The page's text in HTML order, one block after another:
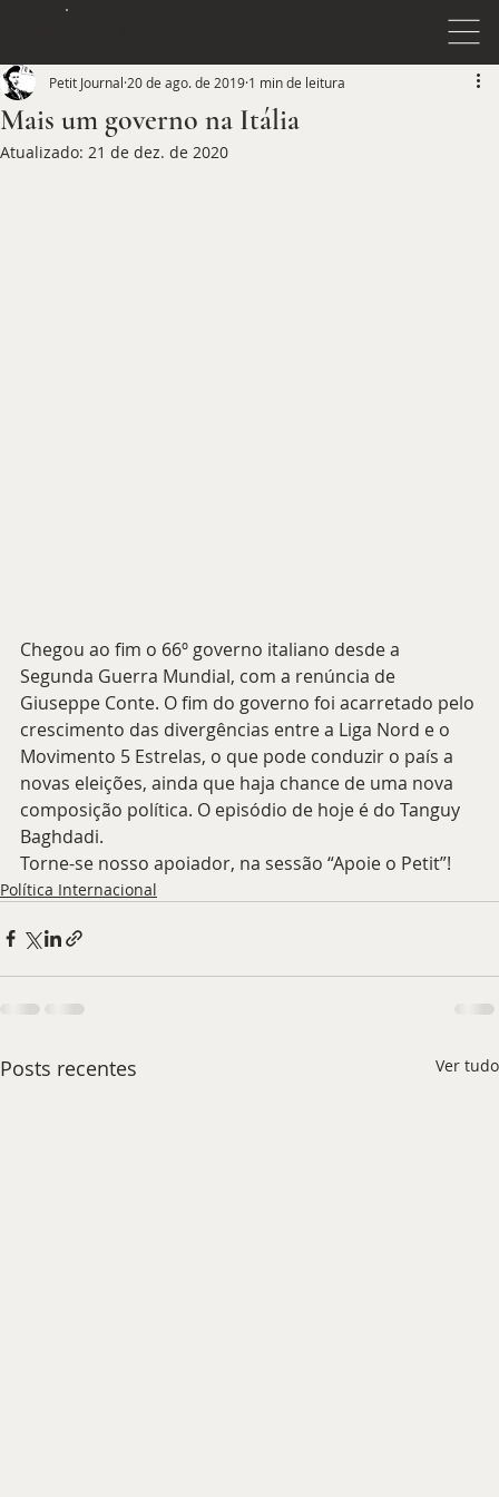
Mais um governo na Itália
Petit Journal 20 de ago. de 2019 1 min de leitura
Atualizado: 21 de dez. de 2020
Chegou ao fim o 66º governo italiano desde a
Segunda Guerra Mundial, com a renúncia de
Giuseppe Conte. O fim do governo foi acarretado pelo
crescimento das divergências entre a Liga Nord e o
Movimento 5 Estrelas, o que pode conduzir o país a
novas eleições, ainda que haja chance de uma nova
composição política. O episódio de hoje é do Tanguy
Baghdadi.
Torne-se nosso apoiador, na sessão “Apoie o Petit”!
Política Internacional
Posts recentes Ver tudo